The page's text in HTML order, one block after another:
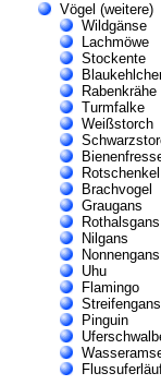
Vögel (weitere)
Wildgänse
Lachmöwe
Stockente
Rabenkrähe
Turmfalke
Weißstorch
Rotschenkel
Brachvogel
Graugans
Rothalsgans
Nilgans
Nonnengans
Uhu
Flamingo
Streifengans
Pinguin